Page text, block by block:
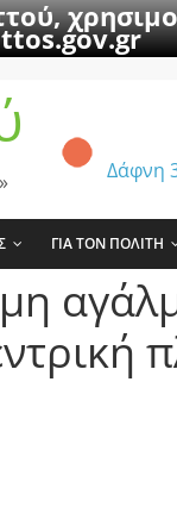
Δάφνη
ΓΙΑ ΤΟΝ ΠΟΛΙΤΗ